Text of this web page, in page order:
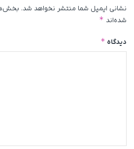
نشانی ایمیل شما منتشر نخواهد شد.
شده‌اند *
دیدگاه *